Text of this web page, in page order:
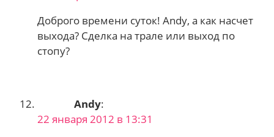
Доброго времени суток! Andy, а как насчет
выхода? Сделка на трале или выход по
стопу?
Andy:
22 января 2012 в 13:31